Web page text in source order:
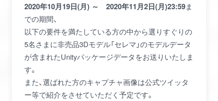
2020年10月19日(月) ～ 2020年11月2日(月)23:59ま
での期間、
以下の要件を満たしている方の中から選りすぐりの
5名さまに非売品3Dモデル「セレマ」のモデルデータ
が含まれたUnityパッケージデータをお送りいたしま
す。
また、選ばれた方のキャプチャ画像は公式ツイッタ
ー等で紹介をさせていただく予定です。